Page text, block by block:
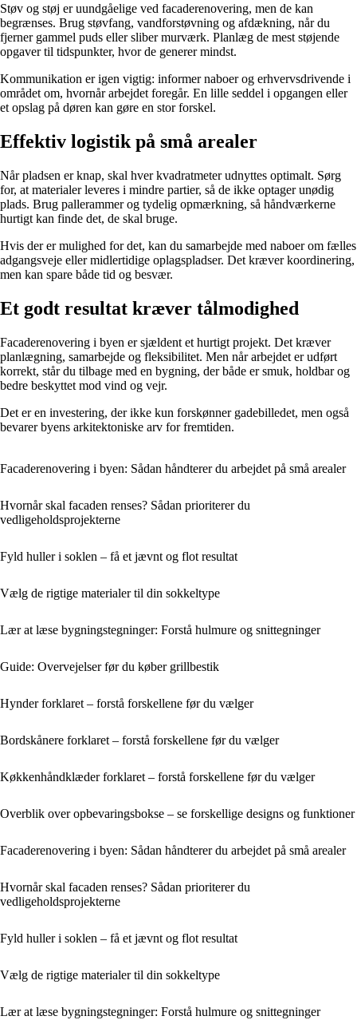
Støv og støj er uundgåelige ved facaderenovering, men de kan
begrænses. Brug støvfang, vandforstøvning og afdækning, når du
fjerner gammel puds eller sliber murværk. Planlæg de mest støjende
opgaver til tidspunkter, hvor de generer mindst.
Kommunikation er igen vigtig: informer naboer og erhvervsdrivende i
området om, hvornår arbejdet foregår. En lille seddel i opgangen eller
et opslag på døren kan gøre en stor forskel.
Effektiv logistik på små arealer
Når pladsen er knap, skal hver kvadratmeter udnyttes optimalt. Sørg
for, at materialer leveres i mindre partier, så de ikke optager unødig
plads. Brug pallerammer og tydelig opmærkning, så håndværkerne
hurtigt kan finde det, de skal bruge.
Hvis der er mulighed for det, kan du samarbejde med naboer om fælles
adgangsveje eller midlertidige oplagspladser. Det kræver koordinering,
men kan spare både tid og besvær.
Et godt resultat kræver tålmodighed
Facaderenovering i byen er sjældent et hurtigt projekt. Det kræver
planlægning, samarbejde og fleksibilitet. Men når arbejdet er udført
korrekt, står du tilbage med en bygning, der både er smuk, holdbar og
bedre beskyttet mod vind og vejr.
Det er en investering, der ikke kun forskønner gadebilledet, men også
bevarer byens arkitektoniske arv for fremtiden.
Facaderenovering i byen: Sådan håndterer du arbejdet på små arealer
Hvornår skal facaden renses? Sådan prioriterer du
vedligeholdsprojekterne
Fyld huller i soklen – få et jævnt og flot resultat
Vælg de rigtige materialer til din sokkeltype
Lær at læse bygningstegninger: Forstå hulmure og snittegninger
Guide: Overvejelser før du køber grillbestik
Hynder forklaret – forstå forskellene før du vælger
Bordskånere forklaret – forstå forskellene før du vælger
Køkkenhåndklæder forklaret – forstå forskellene før du vælger
Overblik over opbevaringsbokse – se forskellige designs og funktioner
Facaderenovering i byen: Sådan håndterer du arbejdet på små arealer
Hvornår skal facaden renses? Sådan prioriterer du
vedligeholdsprojekterne
Fyld huller i soklen – få et jævnt og flot resultat
Vælg de rigtige materialer til din sokkeltype
Lær at læse bygningstegninger: Forstå hulmure og snittegninger